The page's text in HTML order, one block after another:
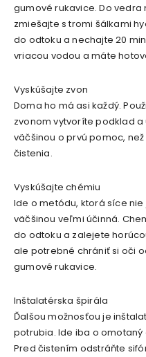
gumové rukavice. Do
zmiešajte s tromi šálkami
do odtoku a nechajte 20
vriacou vodou a máte
Vyskúšajte zvon
Doma ho má asi každý.
zvonom vytvoríte podklad
väčšinou o prvú pomoc,
čistenia.
Vyskúšajte chémiu
Ide o metódu, ktorá síce
väčšinou veľmi účinná.
do odtoku a zalejete
ale potrebné chrániť si oči
gumové rukavice.
Inštalatérska špirála
Ďalšou možnosťou je
potrubia. Ide iba o
Pred čistením odstráňte